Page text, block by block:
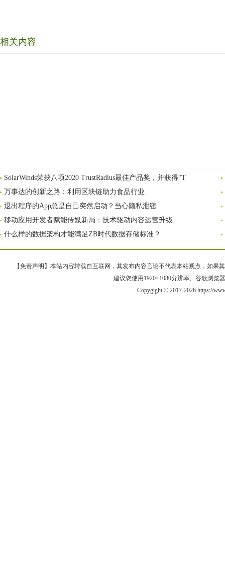
相关内容
SolarWinds荣获八项2020 TrustRadius最佳产品奖，并获得“T
万事达的创新之路：利用区块链助力食品行业
退出程序的App总是自己突然启动？当心隐私泄密
移动应用开发者赋能传媒新局：技术驱动内容运营升级
什么样的数据架构才能满足ZB时代数据存储标准？
【免责声明】本站内容转载自互联网，其发布内容言论不代表本站观点，如果
建议您使用1920×1080分辨率、谷歌浏览
Copygight © 2017-2026 https://